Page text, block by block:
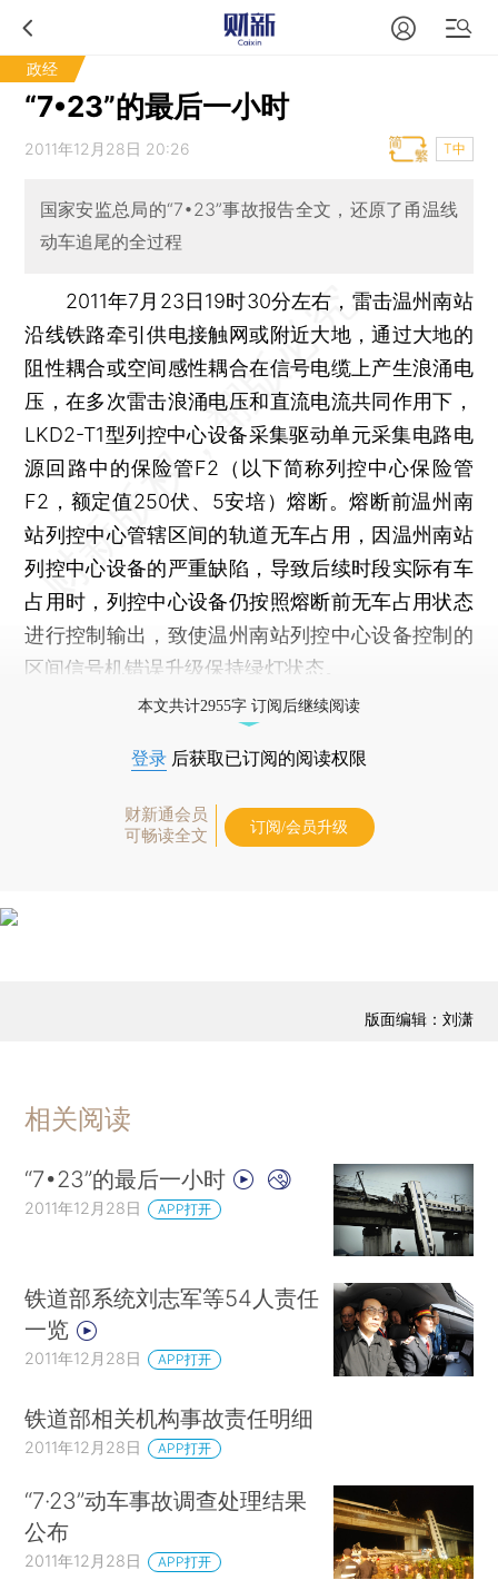
政经
“7•23”的最后一小时
2011年12月28日 20:26 T中
国家安监总局的“7•23”事故报告全文，还原了甬温线
动车追尾的全过程
2011年7月23日19时30分左右，雷击温州南站
沿线铁路牵引供电接触网或附近大地，通过大地的
阻性耦合或空间感性耦合在信号电缆上产生浪涌电
压，在多次雷击浪涌电压和直流电流共同作用下，
LKD2-T1型列控中心设备采集驱动单元采集电路电
源回路中的保险管F2（以下简称列控中心保险管
F2，额定值250伏、5安培）熔断。熔断前温州南
站列控中心管辖区间的轨道无车占用，因温州南站
列控中心设备的严重缺陷，导致后续时段实际有车
占用时，列控中心设备仍按照熔断前无车占用状态
进行控制输出，致使温州南站列控中心设备控制的
区间信号机错误升级保持绿灯状态。
本文共计2955字 订阅后继续阅读
登录 后获取已订阅的阅读权限
财新通会员
可畅读全文
订阅/会员升级
版面编辑：刘潇
相关阅读
“7•23”的最后一小时
2011年12月28日 APP打开
铁道部系统刘志军等54人责任
一览
2011年12月28日 APP打开
铁道部相关机构事故责任明细
2011年12月28日 APP打开
“7·23”动车事故调查处理结果
公布
2011年12月28日 APP打开